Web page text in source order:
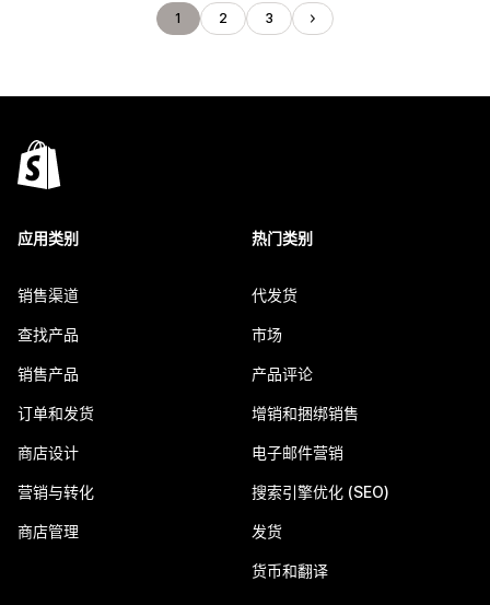
1 2 3
应用类别
销售渠道
查找产品
销售产品
订单和发货
商店设计
营销与转化
商店管理
热门类别
代发货
市场
产品评论
增销和捆绑销售
电子邮件营销
搜索引擎优化 (SEO)
发货
货币和翻译